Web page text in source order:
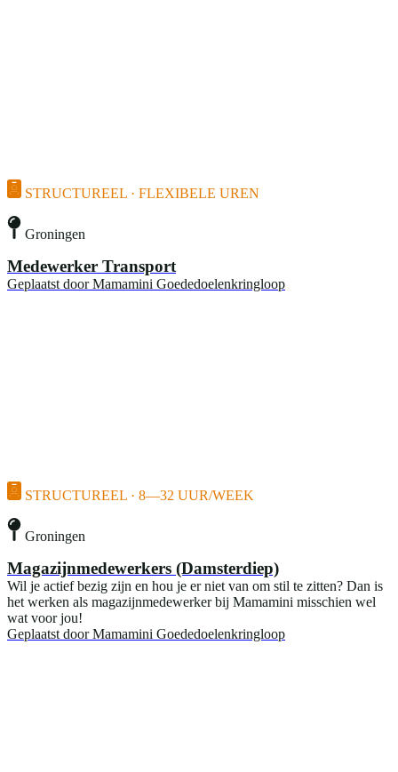
STRUCTUREEL · FLEXIBELE UREN
Groningen
Medewerker Transport
Geplaatst door Mamamini Goededoelenkringloop
STRUCTUREEL · 8—32 UUR/WEEK
Groningen
Magazijnmedewerkers (Damsterdiep)
Wil je actief bezig zijn en hou je er niet van om stil te zitten? Dan is
het werken als magazijnmedewerker bij Mamamini misschien wel
wat voor jou!
Geplaatst door Mamamini Goededoelenkringloop